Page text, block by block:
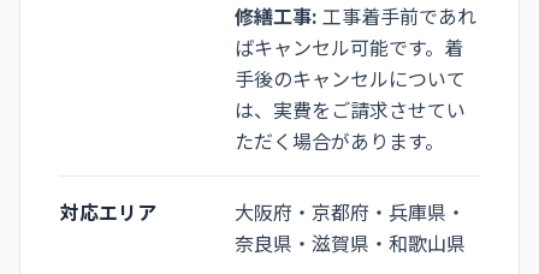
修繕工事: 工事着手前であれ
ばキャンセル可能です。着
手後のキャンセルについて
は、実費をご請求させてい
ただく場合があります。
対応エリア
大阪府・京都府・兵庫県・
奈良県・滋賀県・和歌山県